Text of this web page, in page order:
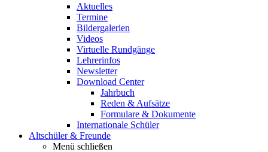
Aktuelles
Termine
Bildergalerien
Videos
Virtuelle Rundgänge
Lehrerinfos
Newsletter
Download Center
Jahrbuch
Reden & Aufsätze
Formulare & Dokumente
Internationale Schüler
Altschüler & Freunde
Menü schließen